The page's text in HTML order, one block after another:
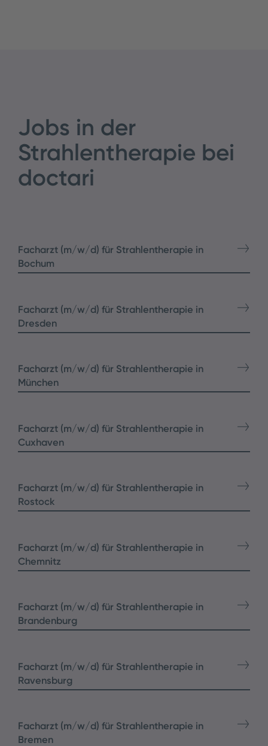
Jobs in der
Strahlentherapie bei
doctari
Facharzt (m/w/d) für Strahlentherapie in
Bochum
Facharzt (m/w/d) für Strahlentherapie in
Dresden
Facharzt (m/w/d) für Strahlentherapie in
München
Facharzt (m/w/d) für Strahlentherapie in
Cuxhaven
Facharzt (m/w/d) für Strahlentherapie in
Rostock
Facharzt (m/w/d) für Strahlentherapie in
Chemnitz
Facharzt (m/w/d) für Strahlentherapie in
Brandenburg
Facharzt (m/w/d) für Strahlentherapie in
Ravensburg
Facharzt (m/w/d) für Strahlentherapie in
Bremen